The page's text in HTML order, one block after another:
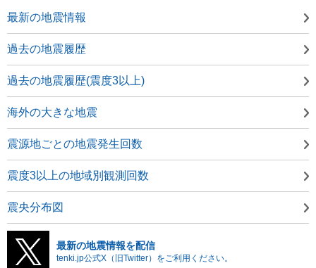
最新の地震情報
過去の地震履歴
過去の地震履歴(震度3以上)
海外の大きな地震
震源地ごとの地震発生回数
震度3以上の地域別観測回数
震央分布図
最新の地震情報を配信
tenki.jp公式X（旧Twitter）をご利用ください。